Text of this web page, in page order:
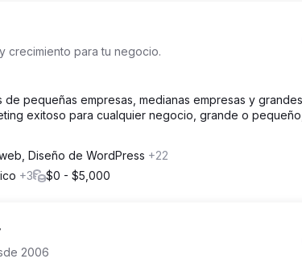
crecimiento para tu negocio.
pequeñas empresas, medianas empresas y grandes
exitoso para cualquier negocio, grande o
Diseño de WordPress +22
+3 $0 - $5,000
2006